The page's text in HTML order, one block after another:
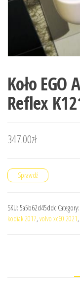
Koło
Reflex
347.00zł
Sprawdź
SKU: 5a5b62d45ddc Category:
kodiak 2017, volvo xc60 2021,